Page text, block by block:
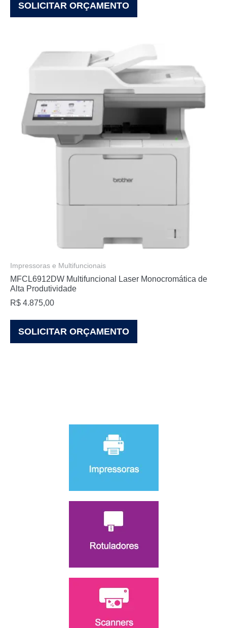
SOLICITAR ORÇAMENTO
Impressoras e Multifuncionais
MFCL6912DW Multifuncional Laser Monocromática de
Alta Produtividade
R$ 4.875,00
SOLICITAR ORÇAMENTO